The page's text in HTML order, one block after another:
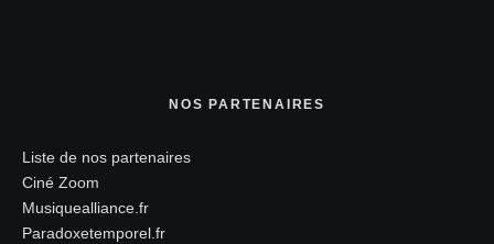
NOS PARTENAIRES
Liste de nos partenaires
Ciné Zoom
Musiquealliance.fr
Paradoxetemporel.fr